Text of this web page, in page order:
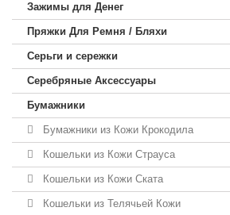
Зажимы для Денег
Пряжки Для Ремня / Бляхи
Серьги и сережки
Серебряные Аксессуары
Бумажники
Бумажники из Кожи Крокодила
Кошельки из Кожи Страуса
Кошельки из Кожи Ската
Кошельки из Телячьей Кожи